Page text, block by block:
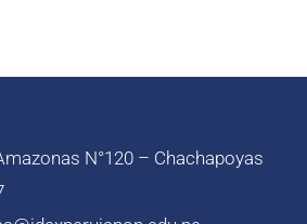
N°120 – Chachapoyas